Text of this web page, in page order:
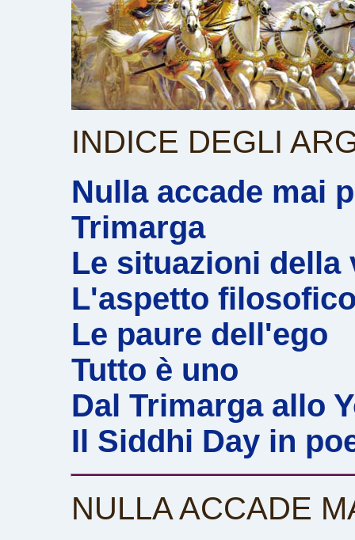
INDICE DEGLI
Nulla accade mai
Trimarga
Le situazioni della
L'aspetto
Le paure dell'ego
Tutto è uno
Dal Trimarga allo
Il Siddhi Day in
NULLA ACCADE